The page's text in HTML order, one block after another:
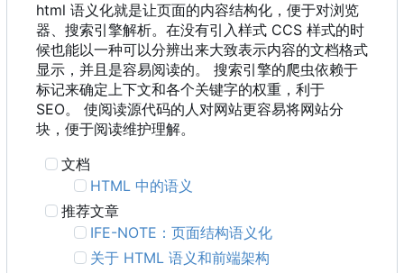
html 语义化就是让页面的内容结构化，便于对浏览
器、搜索引擎解析。在没有引入样式 CCS 样式的时
候也能以一种可以分辨出来大致表示内容的文档格式
显示，并且是容易阅读的。 搜索引擎的爬虫依赖于
标记来确定上下文和各个关键字的权重，利于
SEO。 使阅读源代码的人对网站更容易将网站分
块，便于阅读维护理解。
文档
HTML 中的语义
推荐文章
IFE-NOTE ：页面结构语义化
关于 HTML 语义和前端架构